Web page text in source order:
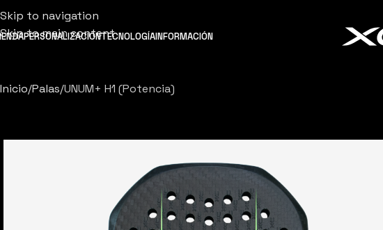
Skip to navigation
Skip to main content
PERSONALIZACIÓNTECNOLOGÍAINFORMACIÓN
Inicio Palas UNUM+ H1 (Potencia)